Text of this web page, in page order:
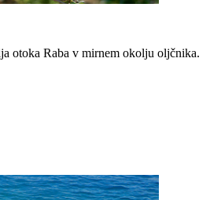
otoka Raba v mirnem okolju oljčnika.